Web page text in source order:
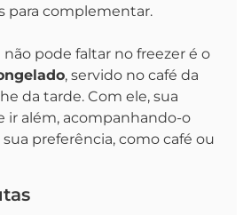
para complementar.
pode faltar no freezer é o
, servido no café da
da tarde. Com ele, sua
ir além, acompanhando-o
preferência, como café ou